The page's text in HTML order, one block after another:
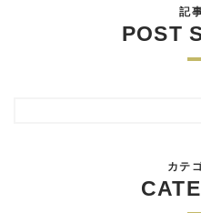
記
POST
カテ